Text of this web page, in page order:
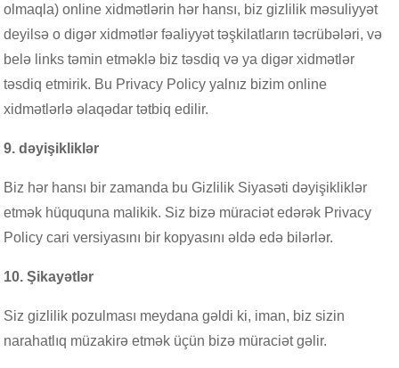
olmaqla) online xidmətlərin hər hansı, biz gizlilik məsuliyyət
deyilsə o digər xidmətlər fəaliyyət təşkilatların təcrübələri, və
belə links təmin etməklə biz təsdiq və ya digər xidmətlər
təsdiq etmirik. Bu Privacy Policy yalnız bizim online
xidmətlərlə əlaqədar tətbiq edilir.
9. dəyişikliklər
Biz hər hansı bir zamanda bu Gizlilik Siyasəti dəyişikliklər
etmək hüququna malikik. Siz bizə müraciət edərək Privacy
Policy cari versiyasını bir kopyasını əldə edə bilərlər.
10. Şikayətlər
Siz gizlilik pozulması meydana gəldi ki, iman, biz sizin
narahatlıq müzakirə etmək üçün bizə müraciət gəlir.